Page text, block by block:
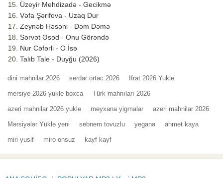
Üzeyir Mehdizadə - Gecikmə
Vəfa Şərifova - Uzaq Dur
Zeynəb Həsəni - Dəm Dəmə
Sərvət Əsəd - Onu Görəndə
Nur Cəfərli - O İsə
Talıb Tale - Duyğu (2026)
dini mahnilar 2026 serdar ortac 2026 Ifrat 2026 Yukle
mersiye 2026 yukle boxca Türk mahnıları 2026
azeri mahnilar 2026 yukle meyxana yigmalar azeri mahnilar 2026
Mərsiyələr Yüklə yeni sebnem tovuzlu yeganə ahmet kaya
miri yusif miro onsuz kayf kayf